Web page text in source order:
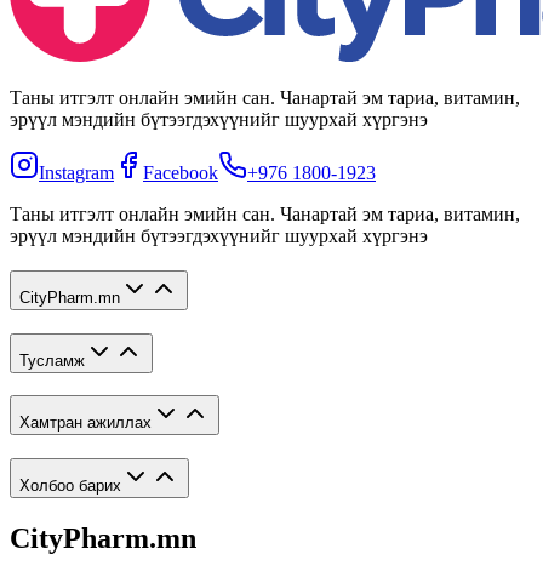
Таны итгэлт онлайн эмийн сан. Чанартай эм тариа, витамин,
эрүүл мэндийн бүтээгдэхүүнийг шуурхай хүргэнэ
Instagram Facebook
+976 1800-1923
Таны итгэлт онлайн эмийн сан. Чанартай эм тариа, витамин,
эрүүл мэндийн бүтээгдэхүүнийг шуурхай хүргэнэ
CityPharm.mn
Тусламж
Хамтран ажиллах
Холбоо барих
CityPharm.mn